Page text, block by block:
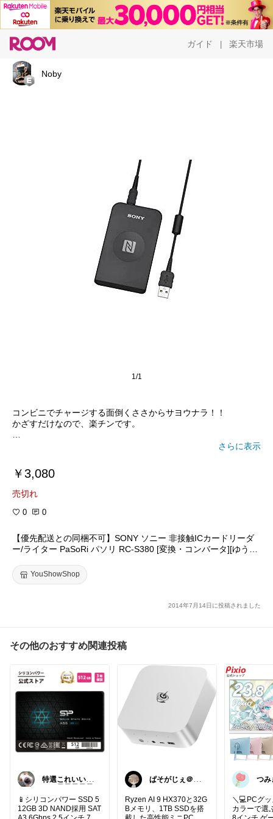
ガイド 楽天市場
Noby
1/1
コンビニでチャージする面倒くささからサヨウナラ！！
かざすだけなので、楽チンです。
さらに表示
￥3,080
売切れ
0 0
【優先配送との同梱不可】SONY ソニー 非接触ICカードリーダ
ー/ライター PaSoRi パソリ RC-S380 [変換・コンバータ][ゆうパ
YouShowShop
2014年7月14日に投稿されました
その他のおすすめ関連投稿
特選これいい
🅴
📱シリコンパワー SSD 5
12GB 3D NAND採用 SAT
ぱそがじぇ＠在
Ryzen AI 9 HX370と32G
Bメモリ、1TB SSDを搭
つみ
＼💻PCグ
カラーで選